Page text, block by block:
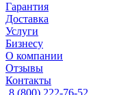
Гарантия
Доставка
Услуги
Бизнесу
О компании
Отзывы
Контакты
8 (800) 222-76-52